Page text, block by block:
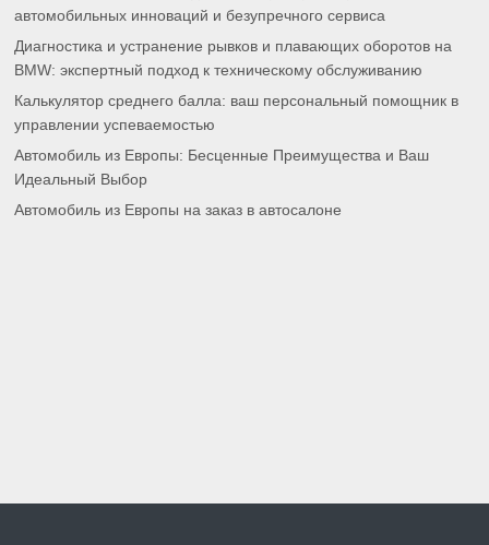
автомобильных инноваций и безупречного сервиса
Диагностика и устранение рывков и плавающих оборотов на
BMW: экспертный подход к техническому обслуживанию
Калькулятор среднего балла: ваш персональный помощник в
управлении успеваемостью
Автомобиль из Европы: Бесценные Преимущества и Ваш
Идеальный Выбор
Автомобиль из Европы на заказ в автосалоне